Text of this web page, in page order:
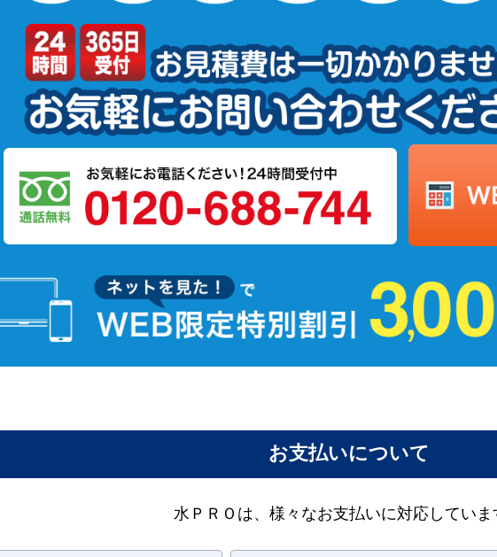
お支払いについて
水ＰＲＯは、様々なお支払いに対応していま